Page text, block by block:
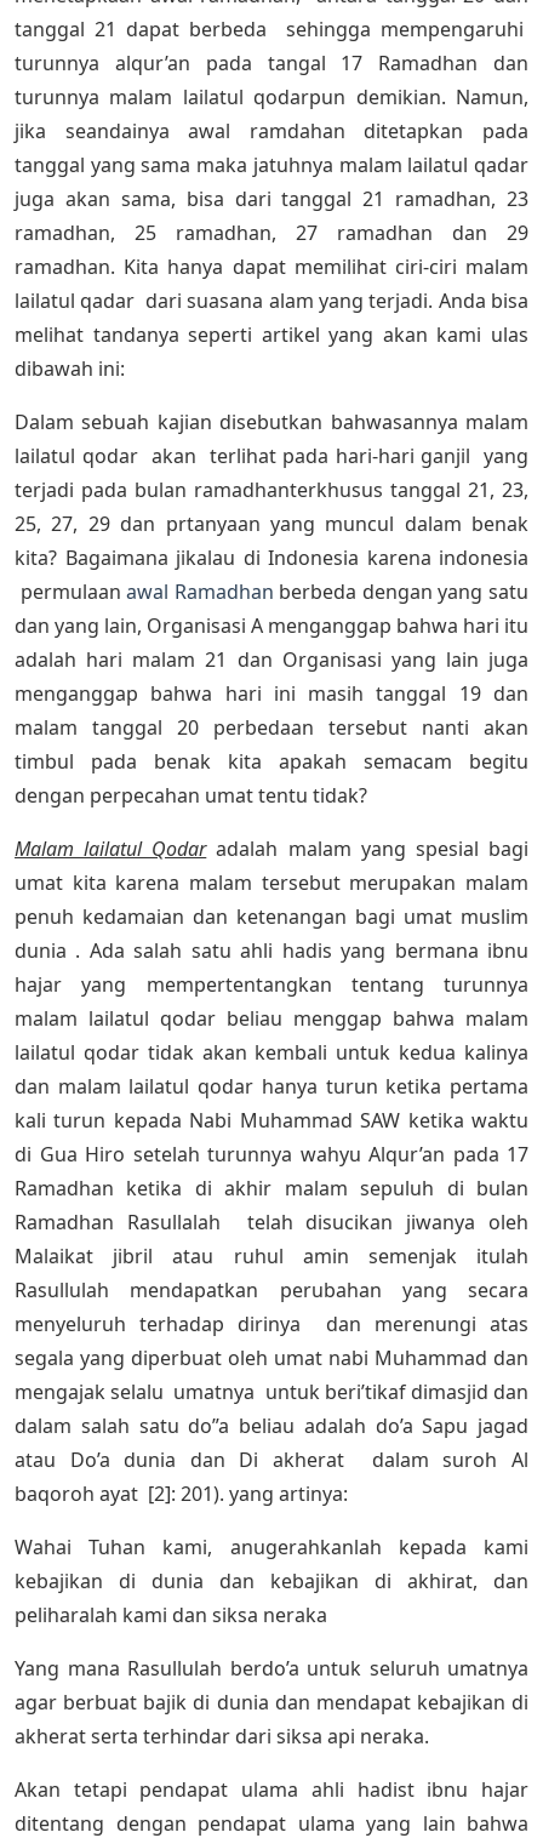
tanggal 21 dapat berbeda sehingga mempengaruhi
turunnya alqur’an pada tangal 17 Ramadhan dan
turunnya malam lailatul qodarpun demikian. Namun,
jika seandainya awal ramdahan ditetapkan pada
tanggal yang sama maka jatuhnya malam lailatul qadar
juga akan sama, bisa dari tanggal 21 ramadhan, 23
ramadhan, 25 ramadhan, 27 ramadhan dan 29
ramadhan. Kita hanya dapat memilihat ciri-ciri malam
lailatul qadar dari suasana alam yang terjadi. Anda bisa
melihat tandanya seperti artikel yang akan kami ulas
dibawah ini:
Dalam sebuah kajian disebutkan bahwasannya malam
lailatul qodar akan terlihat pada hari-hari ganjil yang
terjadi pada bulan ramadhanterkhusus tanggal 21, 23,
25, 27, 29 dan prtanyaan yang muncul dalam benak
kita? Bagaimana jikalau di Indonesia karena indonesia
permulaanawal Ramadhan berbeda dengan yang satu
dan yang lain, Organisasi A menganggap bahwa hari itu
adalah hari malam 21 dan Organisasi yang lain juga
menganggap bahwa hari ini masih tanggal 19 dan
malam tanggal 20 perbedaan tersebut nanti akan
timbul pada benak kita apakah semacam begitu
dengan perpecahan umat tentu tidak?
Malam lailatul Qodaradalah malam yang spesial bagi
umat kita karena malam tersebut merupakan malam
penuh kedamaian dan ketenangan bagi umat muslim
dunia . Ada salah satu ahli hadis yang bermana ibnu
hajar yang mempertentangkan tentang turunnya
malam lailatul qodar beliau menggap bahwa malam
lailatul qodar tidak akan kembali untuk kedua kalinya
dan malam lailatul qodar hanya turun ketika pertama
kali turun kepada Nabi Muhammad SAW ketika waktu
di Gua Hiro setelah turunnya wahyu Alqur’an pada 17
Ramadhan ketika di akhir malam sepuluh di bulan
Ramadhan Rasullalah telah disucikan jiwanya oleh
Malaikat jibril atau ruhul amin semenjak itulah
Rasullulah mendapatkan perubahan yang secara
menyeluruh terhadap dirinya dan merenungi atas
segala yang diperbuat oleh umat nabi Muhammad dan
mengajak selalu umatnya untuk beri’tikaf dimasjid dan
dalam salah satu do”a beliau adalah do’a Sapu jagad
atau Do’a dunia dan Di akherat dalam suroh Al
baqoroh ayat [2]: 201). yang artinya:
Wahai Tuhan kami, anugerahkanlah kepada kami
kebajikan di dunia dan kebajikan di akhirat, dan
peliharalah kami dan siksa neraka
Yang mana Rasullulah berdo’a untuk seluruh umatnya
agar berbuat bajik di dunia dan mendapat kebajikan di
akherat serta terhindar dari siksa api neraka.
Akan tetapi pendapat ulama ahli hadist ibnu hajar
ditentang dengan pendapat ulama yang lain bahwa